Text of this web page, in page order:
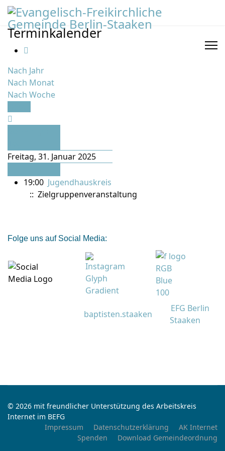
Terminkalender
Nach Jahr
Nach Monat
Nach Woche
Freitag, 31. Januar 2025
19:00 Jugendhauskreis
:: Zielgruppenveranstaltung
Folge uns auf Social Media:
baptisten.staaken
EFG Berlin
Staaken
© 2026 mit freundlicher Unterstützung des Arbeitskreis
Internet im BEFG
Impressum
Datenschutzerklärung
AK Internet
Spenden
Download Gemeindeordnung